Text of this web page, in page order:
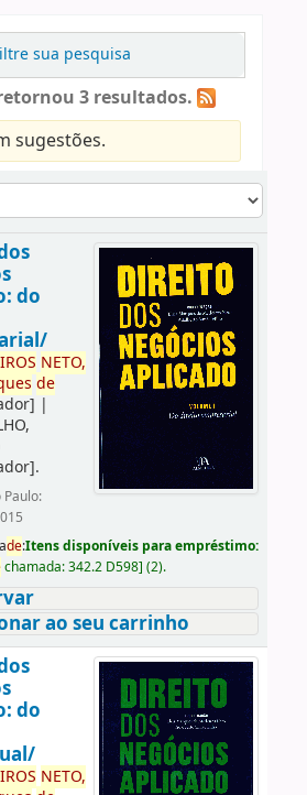
sua pesquisa
3 resultados.
sugestões.
do
IROS NETO,
de
|
.
Paulo:
de:Itens disponíveis para empréstimo:
chamada:342.2 D598] (2).
ao seu carrinho
do
IROS NETO,